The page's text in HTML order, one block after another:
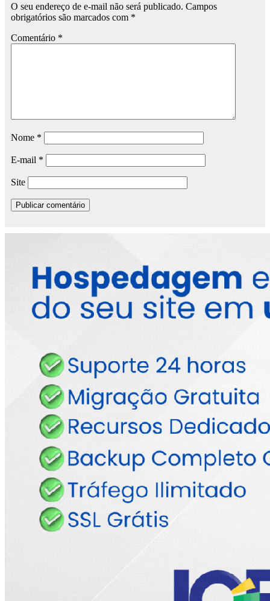
O seu endereço de e-mail não será publicado. Campos
obrigatórios são marcados com *
Comentário *
Nome *
E-mail *
Site